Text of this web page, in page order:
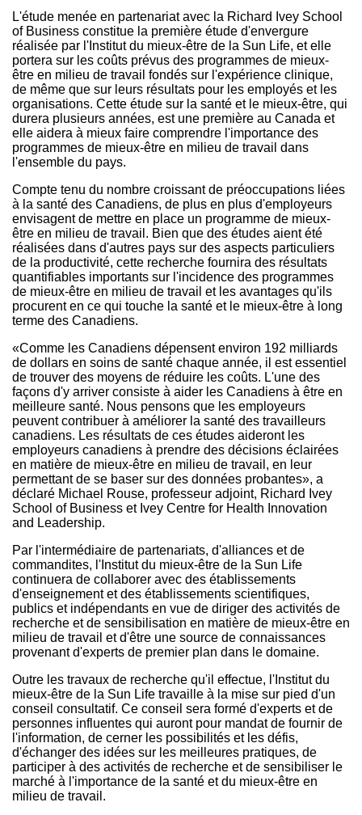
L'étude menée en partenariat avec la Richard Ivey School
of Business constitue la première étude d'envergure
réalisée par l'Institut du mieux-être de la Sun Life, et elle
portera sur les coûts prévus des programmes de mieux-
être en milieu de travail fondés sur l'expérience clinique,
de même que sur leurs résultats pour les employés et les
organisations. Cette étude sur la santé et le mieux-être, qui
durera plusieurs années, est une première au Canada et
elle aidera à mieux faire comprendre l'importance des
programmes de mieux-être en milieu de travail dans
l'ensemble du pays.
Compte tenu du nombre croissant de préoccupations liées
à la santé des Canadiens, de plus en plus d'employeurs
envisagent de mettre en place un programme de mieux-
être en milieu de travail. Bien que des études aient été
réalisées dans d'autres pays sur des aspects particuliers
de la productivité, cette recherche fournira des résultats
quantifiables importants sur l'incidence des programmes
de mieux-être en milieu de travail et les avantages qu'ils
procurent en ce qui touche la santé et le mieux-être à long
terme des Canadiens.
«Comme les Canadiens dépensent environ 192 milliards
de dollars en soins de santé chaque année, il est essentiel
de trouver des moyens de réduire les coûts. L'une des
façons d'y arriver consiste à aider les Canadiens à être en
meilleure santé. Nous pensons que les employeurs
peuvent contribuer à améliorer la santé des travailleurs
canadiens. Les résultats de ces études aideront les
employeurs canadiens à prendre des décisions éclairées
en matière de mieux-être en milieu de travail, en leur
permettant de se baser sur des données probantes», a
déclaré Michael Rouse, professeur adjoint, Richard Ivey
School of Business et Ivey Centre for Health Innovation
and Leadership.
Par l'intermédiaire de partenariats, d'alliances et de
commandites, l'Institut du mieux-être de la Sun Life
continuera de collaborer avec des établissements
d'enseignement et des établissements scientifiques,
publics et indépendants en vue de diriger des activités de
recherche et de sensibilisation en matière de mieux-être en
milieu de travail et d'être une source de connaissances
provenant d'experts de premier plan dans le domaine.
Outre les travaux de recherche qu'il effectue, l'Institut du
mieux-être de la Sun Life travaille à la mise sur pied d'un
conseil consultatif. Ce conseil sera formé d'experts et de
personnes influentes qui auront pour mandat de fournir de
l'information, de cerner les possibilités et les défis,
d'échanger des idées sur les meilleures pratiques, de
participer à des activités de recherche et de sensibiliser le
marché à l'importance de la santé et du mieux-être en
milieu de travail.